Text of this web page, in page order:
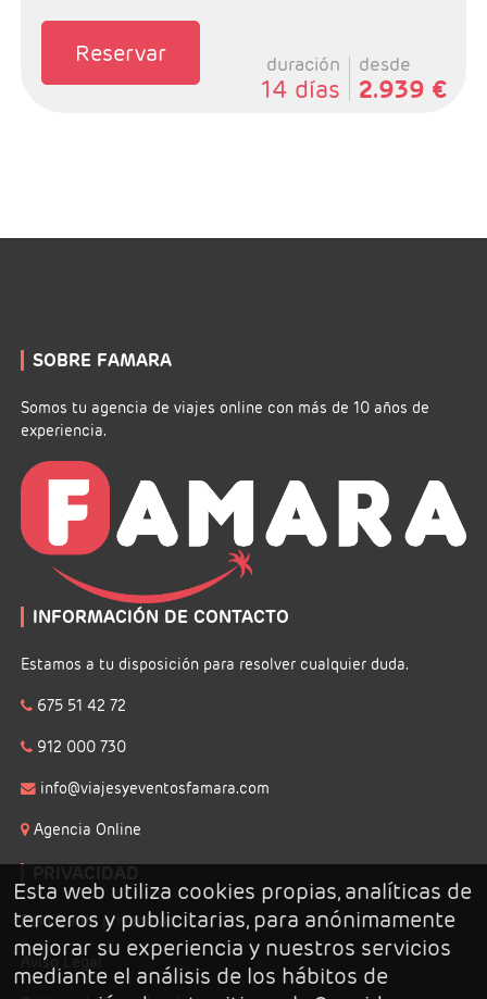
Reservar duración
14 días
desde
2.939 €
SOBRE FAMARA
Somos tu agencia de viajes online con más de 10 años de
experiencia.
INFORMACIÓN DE CONTACTO
Estamos a tu disposición para resolver cualquier duda.
675 51 42 72
912 000 730
info@viajesyeventosfamara.com
Agencia Online
Politica de privacidad
Aviso Legal
Esta web utiliza cookies propias, analíticas de
terceros y publicitarias, para anónimamente
mejorar su experiencia y nuestros servicios
mediante el análisis de los hábitos de